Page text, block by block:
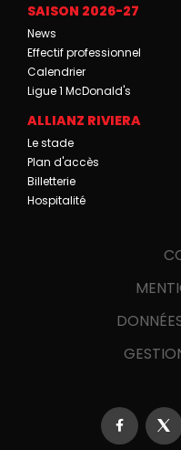
SAISON 2026-27
News
Effectif professionnel
Calendrier
Ligue 1 McDonald's
ALLIANZ RIVIERA
Le stade
Plan d'accès
Billetterie
Hospitalité